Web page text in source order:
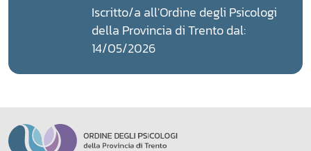
Iscritto/a all'Ordine degli Psicologi
della Provincia di Trento dal:
14/05/2026